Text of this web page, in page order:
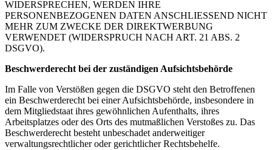
WIDERSPRECHEN, WERDEN IHRE
PERSONENBEZOGENEN DATEN ANSCHLIESSEND NICHT
MEHR ZUM ZWECKE DER DIREKTWERBUNG
VERWENDET (WIDERSPRUCH NACH ART. 21 ABS. 2
DSGVO).
Beschwerde­recht bei der zuständigen Aufsichts­behörde
Im Falle von Verstößen gegen die DSGVO steht den Betroffenen
ein Beschwerderecht bei einer Aufsichtsbehörde, insbesondere in
dem Mitgliedstaat ihres gewöhnlichen Aufenthalts, ihres
Arbeitsplatzes oder des Orts des mutmaßlichen Verstoßes zu. Das
Beschwerderecht besteht unbeschadet anderweitiger
verwaltungsrechtlicher oder gerichtlicher Rechtsbehelfe.